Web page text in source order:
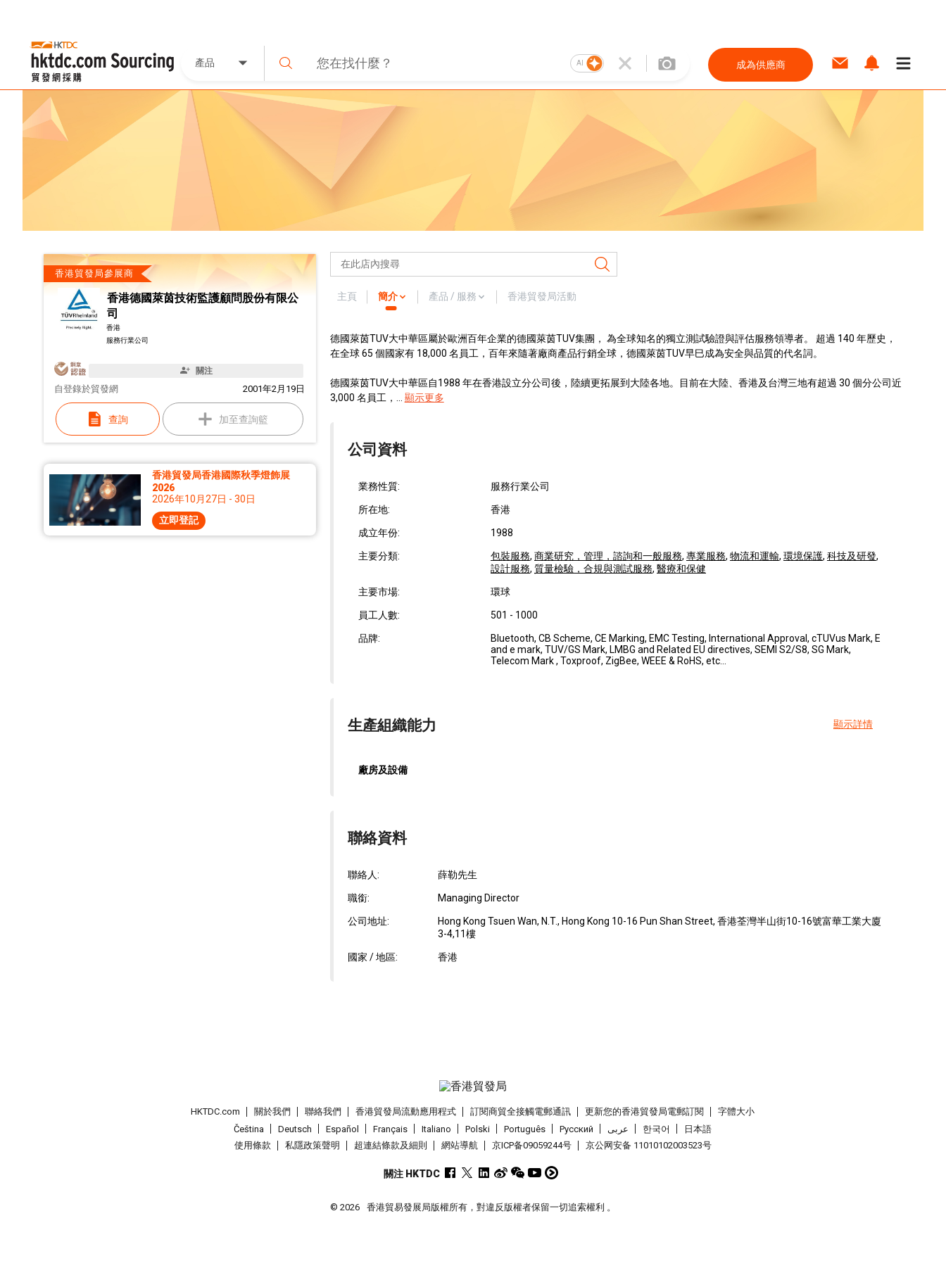
產品 AI 成為供應商
香港貿發局參展商
香港德國萊茵技術監護顧問股份有限公
司
香港
服務行業公司
關注
自 2001年2月19日
登錄於貿發網
查詢 加至查詢籃
香港貿發局香港國際秋季燈飾展
2026
2026年10月27日 - 30日
立即登記
主頁 簡介 產品 / 服務 香港貿發局活動
德國萊茵TUV大中華區屬於歐洲百年企業的德國萊茵TUV集團， 為全球知名的獨立測試驗證與評估服務領導者。 超過 140 年歷史，
在全球 65 個國家有 18,000 名員工，百年來隨著廠商產品行銷全球，德國萊茵TUV早巳成為安全與品質的代名詞。
德國萊茵TUV大中華區自1988 年在香港設立分公司後，陸續更拓展到大陸各地。目前在大陸、香港及台灣三地有超過 30 個分公司近
3,000 名員工，...
顯示更多
公司資料
業務性質: 服務行業公司
所在地: 香港
成立年份: 1988
主要分類: 包裝服務, 商業研究，管理，諮詢和一般服務, 專業服務, 物流和運輸, 環境保護, 科技及研發,
設計服務, 質量檢驗，合規與測試服務, 醫療和保健
主要市場: 環球
員工人數: 501 - 1000
品牌:
Bluetooth, CB Scheme, CE Marking, EMC Testing, International Approval, cTUVus Mark, E
and e mark, TUV/GS Mark, LMBG and Related EU directives, SEMI S2/S8, SG Mark,
Telecom Mark , Toxproof, ZigBee, WEEE & RoHS, etc...
生產組織能力 顯示詳情
廠房及設備
聯絡資料
聯絡人: 薛勒先生
職銜: Managing Director
公司地址:
Hong Kong Tsuen Wan, N.T., Hong Kong 10-16 Pun Shan Street, 香港荃灣半山街10-16號富華工業大廈
3-4,11樓
國家 / 地區: 香港
HKTDC.com 關於我們 聯絡我們 香港貿發局流動應用程式 訂閱商貿全接觸電郵通訊 更新您的香港貿發局電郵訂閱
字體大小
Čeština
Deutsch Español Français Italiano Polski Português Pусский عربى 한국어
日本語
使用條款
私隱政策聲明 超連結條款及細則 網站導航 京ICP备09059244号 京公网安备 11010102003523号
關注 HKTDC
© 2026 香港貿易發展局版權所有，對違反版權者保留一切追索權利 。